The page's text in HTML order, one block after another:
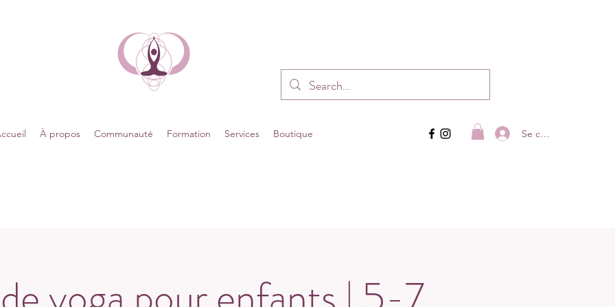
À propos Communauté Formation Services Boutique Se connecter